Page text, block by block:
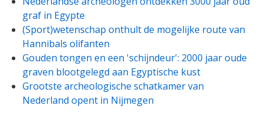
graf in Egypte
(Sport)wetenschap onthult de mogelijke route van
Hannibals olifanten
Gouden tongen en een 'schijndeur': 2000 jaar oude
graven blootgelegd aan Egyptische kust
Grootste archeologische schatkamer van
Nederland opent in Nijmegen